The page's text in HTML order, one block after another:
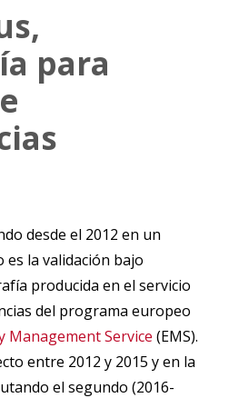
para
desde el 2012 en un
la validación bajo
producida en el servicio
del programa europeo
Management Service (EMS).
entre 2012 y 2015 y en la
el segundo (2016-